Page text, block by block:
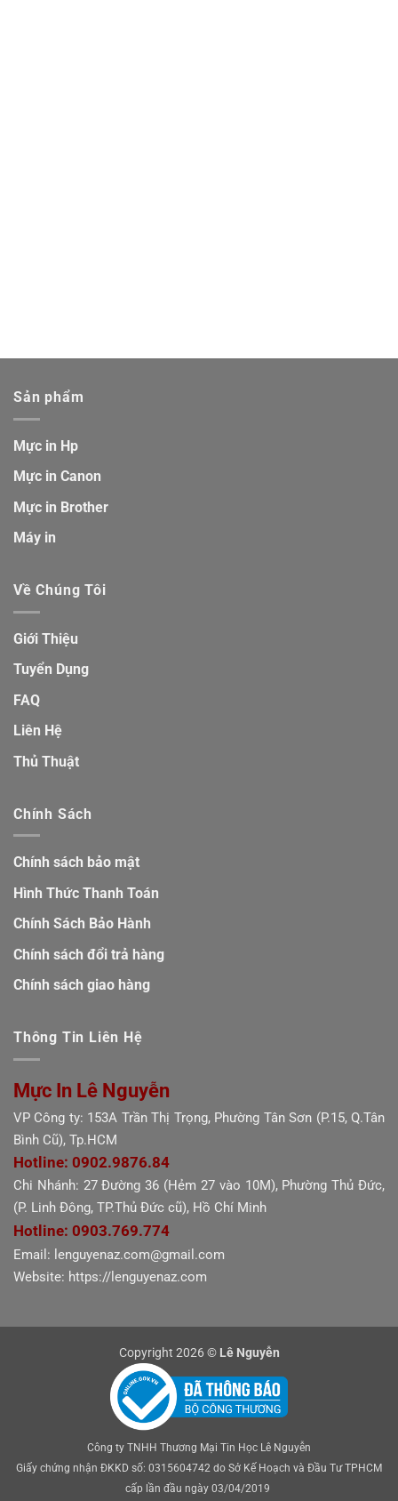
Sản phẩm
Mực in Hp
Mực in Canon
Mực in Brother
Máy in
Về Chúng Tôi
Giới Thiệu
Tuyển Dụng
FAQ
Liên Hệ
Thủ Thuật
Chính Sách
Chính sách bảo mật
Hình Thức Thanh Toán
Chính Sách Bảo Hành
Chính sách đổi trả hàng
Chính sách giao hàng
Thông Tin Liên Hệ
Mực In Lê Nguyễn
VP Công ty: 153A Trần Thị Trọng, Phường Tân Sơn (P.15, Q.Tân
Bình Cũ), Tp.HCM
Hotline: 0902.9876.84
Chi Nhánh: 27 Đường 36 (Hẻm 27 vào 10M), Phường Thủ Đức,
(P. Linh Đông, TP.Thủ Đức cũ), Hồ Chí Minh
Hotline: 0903.769.774
Email: lenguyenaz.com@gmail.com
Website: https://lenguyenaz.com
Copyright 2026 © Lê Nguyễn
Công ty TNHH Thương Mại Tin Học Lê Nguyễn
Giấy chứng nhận ĐKKD số: 0315604742 do Sở Kế Hoạch và Đầu Tư TPHCM
cấp lần đầu ngày 03/04/2019